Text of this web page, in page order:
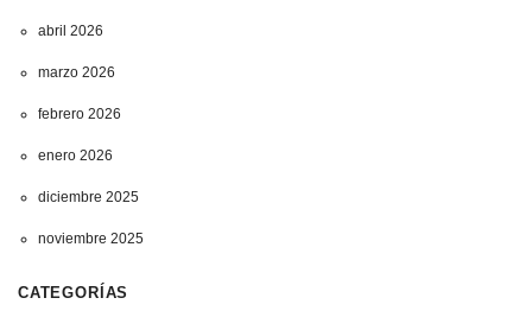
abril 2026
marzo 2026
febrero 2026
enero 2026
diciembre 2025
noviembre 2025
CATEGORÍAS